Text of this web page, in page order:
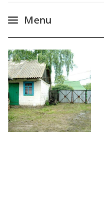
Menu
Skip
to
content